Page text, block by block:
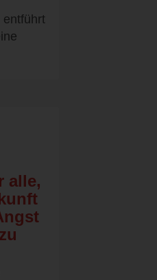
entführt
alle,